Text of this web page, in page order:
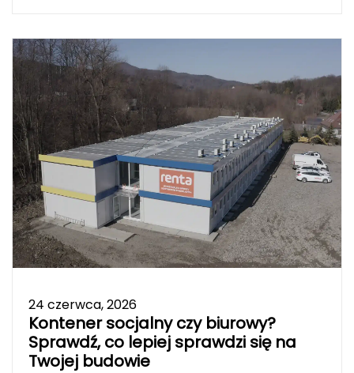
24 czerwca, 2026
Kontener socjalny czy biurowy?
Sprawdź, co lepiej sprawdzi się na
Twojej budowie